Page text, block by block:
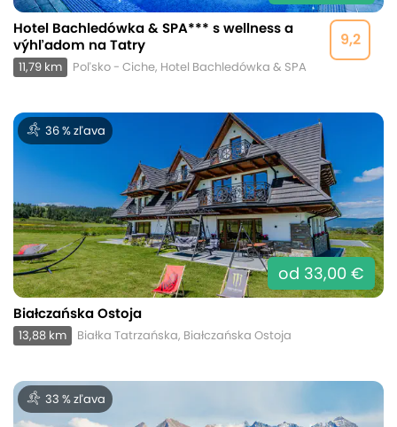
9,2
Hotel Bachledówka & SPA*** s wellness a
výhľadom na Tatry
11,79 km Poľsko - Ciche, Hotel Bachledówka & SPA
36 % zľava
od 33,00 €
Białczańska Ostoja
13,88 km Białka Tatrzańska, Białczańska Ostoja
33 % zľava